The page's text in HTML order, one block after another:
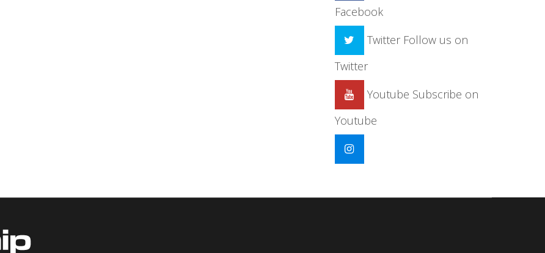
Facebook
Twitter Follow us on
Twitter
Youtube Subscribe on
Youtube